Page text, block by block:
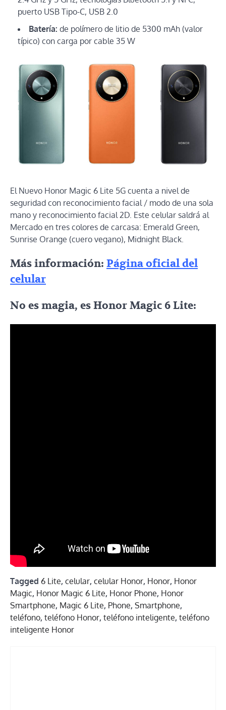
puerto USB Tipo-C, USB 2.0
Batería: de polímero de litio de 5300 mAh (valor
típico) con carga por cable 35 W
El Nuevo Honor Magic 6 Lite 5G cuenta a nivel de
seguridad con reconocimiento facial / modo de una sola
mano y reconocimiento facial 2D. Este celular saldrá al
Mercado en tres colores de carcasa: Emerald Green,
Sunrise Orange (cuero vegano), Midnight Black.
Más información: Página oficial del
celular
No es magia, es Honor Magic 6 Lite:
Tagged 6 Lite, celular, celular Honor, Honor, Honor
Magic, Honor Magic 6 Lite, Honor Phone, Honor
Smartphone, Magic 6 Lite, Phone, Smartphone,
teléfono, teléfono Honor, teléfono inteligente, teléfono
inteligente Honor